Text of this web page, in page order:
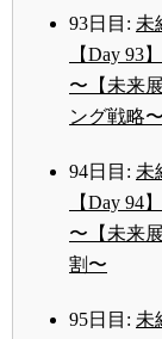
93日目: 未
【Day 93】
〜【未来
ング戦略〜
94日目: 未
【Day 94】
〜【未来
割〜
95日目: 未